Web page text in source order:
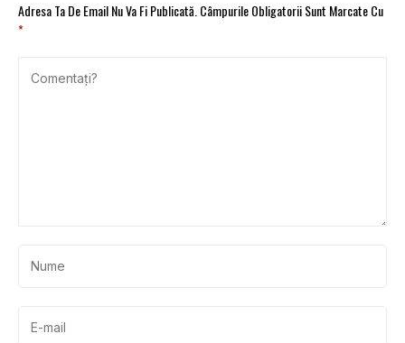
Adresa Ta De Email Nu Va Fi Publicată.Câmpurile Obligatorii Sunt Marcate Cu
*